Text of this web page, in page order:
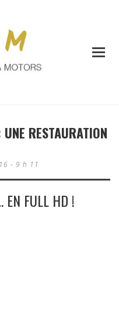
RESTAURATION
- 9 h 11
EN FULL HD !